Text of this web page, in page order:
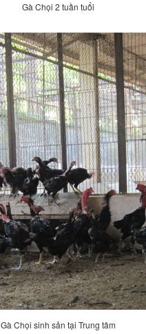
Gà Chọi 2 tuần tuổi
Gà Chọi sinh sản tại Trung tâm